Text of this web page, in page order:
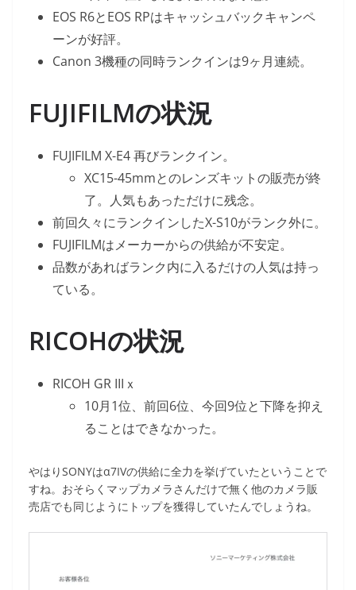
EOS R6とEOS RPはキャッシュバックキャンペ
ーンが好評。
Canon 3機種の同時ランクインは9ヶ月連続。
FUJIFILMの状況
FUJIFILM X-E4 再びランクイン。
XC15-45mmとのレンズキットの販売が終
了。人気もあっただけに残念。
前回久々にランクインしたX-S10がランク外に。
FUJIFILMはメーカーからの供給が不安定。
品数があればランク内に入るだけの人気は持っ
ている。
RICOHの状況
RICOH GR IIIｘ
10月1位、前回6位、今回9位と下降を抑え
ることはできなかった。
やはりSONYはα7IVの供給に全力を挙げていたということで
すね。おそらくマップカメラさんだけで無く他のカメラ販
売店でも同じようにトップを獲得していたんでしょうね。